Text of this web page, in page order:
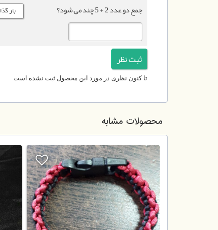
جمع دو عدد 2 + 5 چند می شود؟
تا کنون نظری در مورد این محصول ثبت نشده است
محصولات مشابه